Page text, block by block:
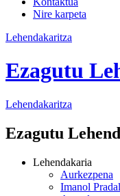
Nire karpeta
Lehendakaritza
Ezagutu
Lehendakaritza
Ezagutu
Lehendakaria
Aurkezpena
Imanol